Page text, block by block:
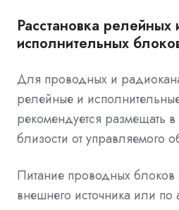
Расстановка релейных
исполнительных
Для проводных и
релейные и
рекомендуется размещать
близости от управляемого
Питание проводных блоков
внешнего источника или